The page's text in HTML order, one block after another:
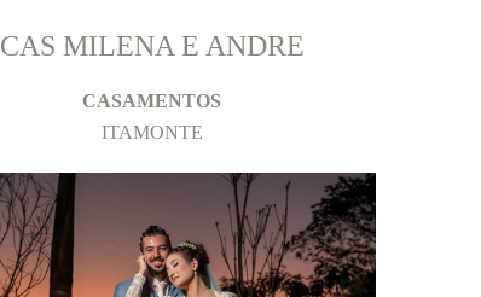
CAS MILENA E ANDRE
CASAMENTOS
ITAMONTE